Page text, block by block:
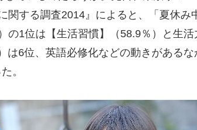
関する調査2014』によると、「夏休み
の1位は【生活習慣】（58.9％）と生活
は6位、英語必修化などの動きがあるな
。